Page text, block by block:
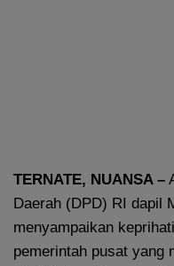
TERNATE, NUANSA –
Daerah (DPD) RI dapil
menyampaikan
pemerintah pusat yang